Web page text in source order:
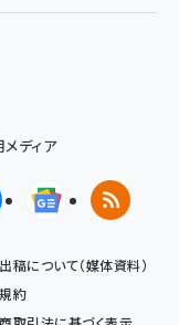
ディア
)
BlueskyGoogleニュ
RSS
稿について（媒体資料）
約